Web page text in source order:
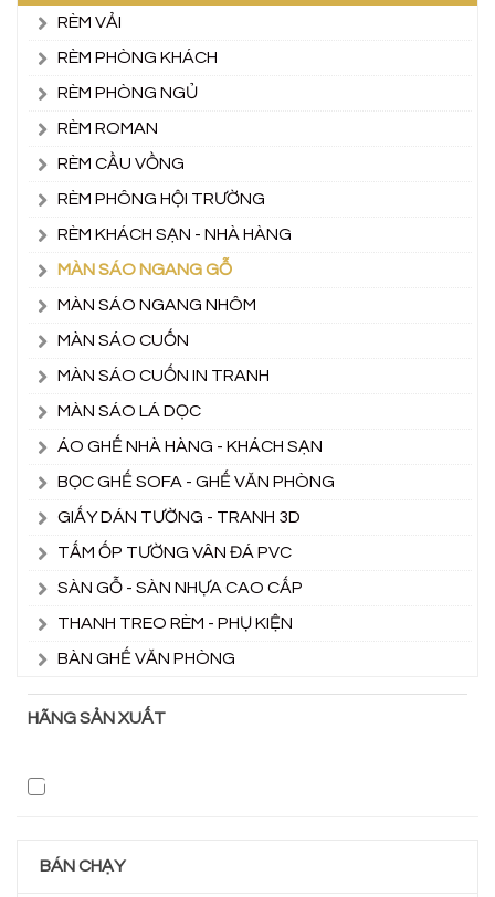
RÈM VẢI
RÈM PHÒNG KHÁCH
RÈM PHÒNG NGỦ
RÈM ROMAN
RÈM CẦU VỒNG
RÈM PHÔNG HỘI TRƯỜNG
RÈM KHÁCH SẠN - NHÀ HÀNG
MÀN SÁO NGANG GỖ
MÀN SÁO NGANG NHÔM
MÀN SÁO CUỐN
MÀN SÁO CUỐN IN TRANH
MÀN SÁO LÁ DỌC
ÁO GHẾ NHÀ HÀNG - KHÁCH SẠN
BỌC GHẾ SOFA - GHẾ VĂN PHÒNG
GIẤY DÁN TƯỜNG - TRANH 3D
TẤM ỐP TƯỜNG VÂN ĐÁ PVC
SÀN GỖ - SÀN NHỰA CAO CẤP
THANH TREO RÈM - PHỤ KIỆN
BÀN GHẾ VĂN PHÒNG
HÃNG SẢN XUẤT
BÁN CHẠY